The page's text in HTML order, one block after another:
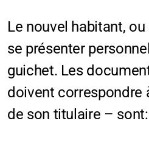
Le nouvel habitant,
se présenter
guichet. Les
doivent correspondre
de son titulaire – sont:
Pilier public
Règlements communaux
Liens utiles et formulaires